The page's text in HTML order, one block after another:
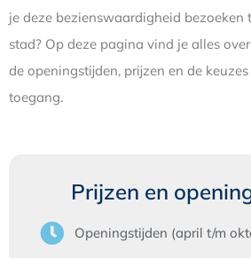
je deze bezienswaardigheid bezoeken
stad? Op deze pagina vind je alles
de openingstijden, prijzen en de
toegang.
Prijzen en
Openingstijden (april t/m